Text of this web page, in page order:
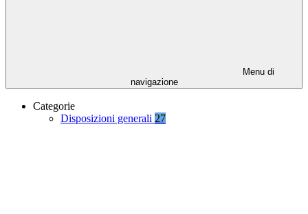
Menu di
navigazione
Categorie
Disposizioni generali 27